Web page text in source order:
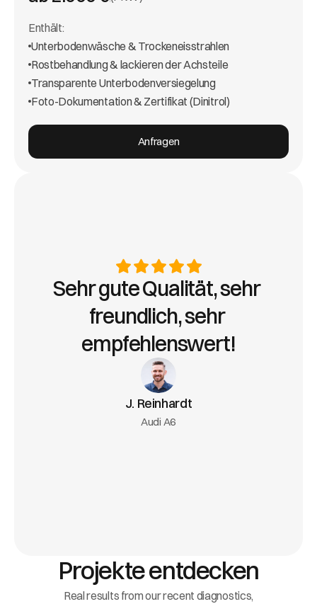
Enthält:
Unterbodenwäsche & Trockeneisstrahlen
Rostbehandlung & lackieren der Achsteile
Transparente Unterbodenversiegelung
Foto-Dokumentation & Zertifikat (Dinitrol)
Anfragen
Sehr gute Qualität, sehr
freundlich, sehr
empfehlenswert!
J. Reinhardt
Audi A6
Projekte entdecken
Real results from our recent diagnostics,